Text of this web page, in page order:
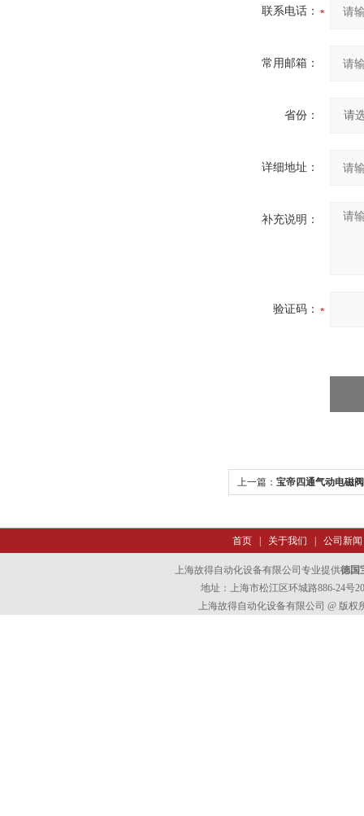
联系电话：
常用邮箱：
省份：
详细地址：
补充说明：
验证码：
上一篇： 宝帝四通气动电磁
首页| 关于我们 公司新闻
上海故得自动化设备有限公司专业提供德国
地址：上海市松江区环城路886-24号
上海故得自动化设备有限公司 @ 版权